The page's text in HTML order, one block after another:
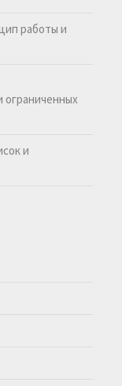
работы и
ограниченных
и